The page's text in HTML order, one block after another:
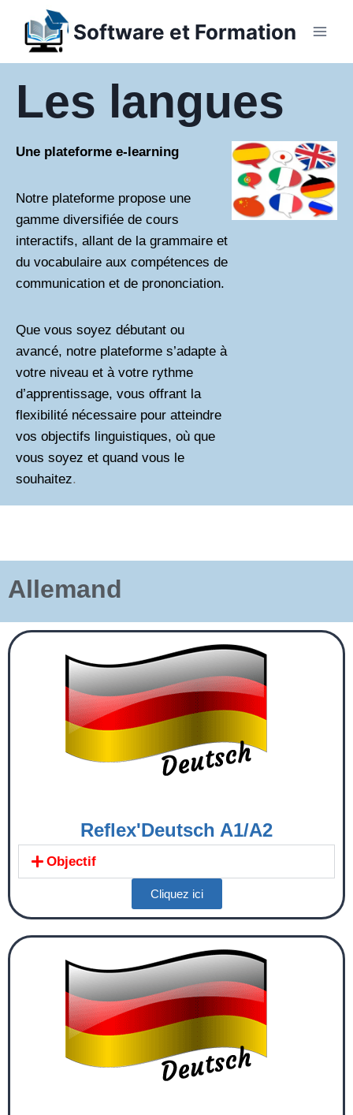
Software et Formation
Les langues
Une plateforme e-learning
Notre plateforme propose une
gamme diversifiée de cours
interactifs, allant de la grammaire et
du vocabulaire aux compétences de
communication et de prononciation.
Que vous soyez débutant ou
avancé, notre plateforme s’adapte à
votre niveau et à votre rythme
d’apprentissage, vous offrant la
flexibilité nécessaire pour atteindre
vos objectifs linguistiques, où que
vous soyez et quand vous le
souhaitez.
Allemand
Reflex'Deutsch A1/A2
Objectif
Cliquez ici